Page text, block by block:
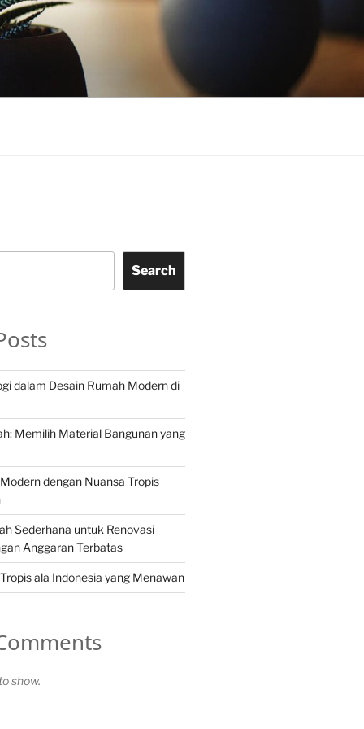
Search
dalam Desain Rumah Modern di
Memilih Material Bangunan yang
dengan Nuansa Tropis
Sederhana untuk Renovasi
Anggaran Terbatas
ala Indonesia yang Menawan
show.